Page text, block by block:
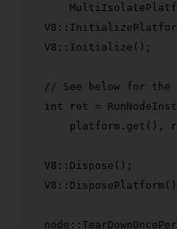
  V8::
  V8::
Initialize ();
// See below for
int ret =
      platform.
get (),
  V8::
Dispose ();
  V8::
DisposePlatform
  node::